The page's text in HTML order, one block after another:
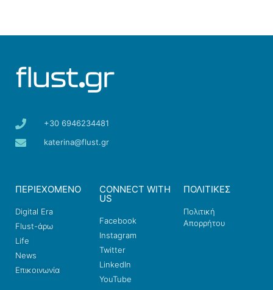
+30 6946234481
katerina@flust.gr
ΠΕΡΙΕΧΟΜΕΝΟ
Digital Era
Flust-άρω
Life
News
Επικοινωνία
CONNECT WITH
US
Facebook
Instagram
Twitter
LinkedIn
YouTube
ΠΟΛΙΤΙΚΕΣ
Πολιτική
Απορρήτου